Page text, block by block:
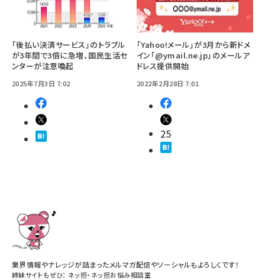
「後払い決済サービス」のトラブル
が3年間で3倍に急増、国民生活セ
ンターが注意喚起
2025年7月3日 7:02
「Yahoo!メール」が3月から新ドメ
イン「@ymail.ne.jp」のメールア
ドレス提供開始
2022年2月28日 7:01
25
業界情報やナレッジが詰まったメルマガ配信やソーシャルもよろしくです！
姉妹サイトもぜひ： ネッ担・ ネッ担お悩み相談室